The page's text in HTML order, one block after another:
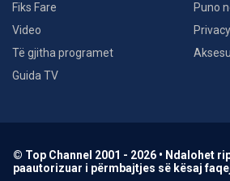
Fiks Fare
Video
Të gjitha programet
Guida TV
Puno
© Top Channel 2001 - 2026 • Ndalohet
paautorizuar i përmbajtjes së kësaj